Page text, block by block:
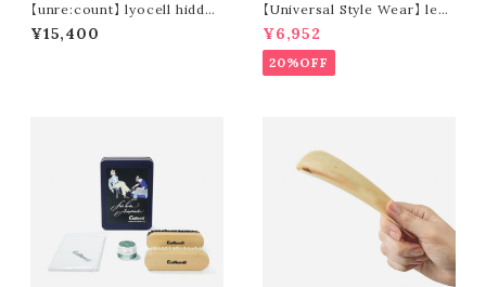
【unre:count】 lyocell hidden
placket shirt (beige)
¥15,400
【Universal Style Wear】 leaf
short pants (black)
¥6,952
20%OFF